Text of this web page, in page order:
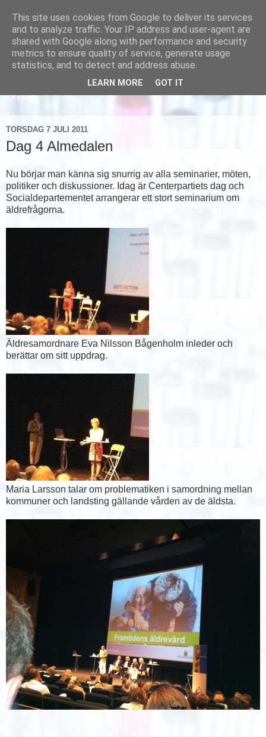
Läs om hur vi marknadsför svensk sjukvård och svenska
företag
TORSDAG 7 JULI 2011
Dag 4 Almedalen
Nu börjar man känna sig snurrig av alla seminarier, möten,
politiker och diskussioner. Idag är Centerpartiets dag och
Socialdepartementet arrangerar ett stort seminarium om
äldrefrågorna.
Äldresamordnare Eva Nilsson Bågenholm inleder och
berättar om sitt uppdrag.
Maria Larsson talar om problematiken i samordning mellan
kommuner och landsting gällande vården av de äldsta.
This site uses cookies from Google to deliver its services
and to analyze traffic. Your IP address and user-agent are
shared with Google along with performance and security
metrics to ensure quality of service, generate usage
statistics, and to detect and address abuse.
LEARN MORE GOT IT